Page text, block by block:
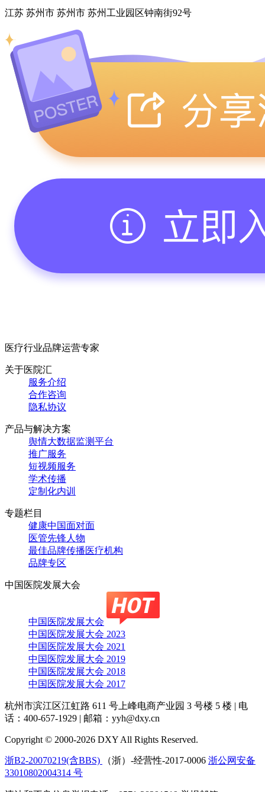
江苏 苏州市 苏州市 苏州工业园区钟南街92号
医疗行业品牌运营专家
关于医院汇
服务介绍
合作咨询
隐私协议
产品与解决方案
舆情大数据监测平台
推广服务
短视频服务
学术传播
定制化内训
专题栏目
健康中国面对面
医管先锋人物
最佳品牌传播医疗机构
品牌专区
中国医院发展大会
中国医院发展大会
中国医院发展大会 2023
中国医院发展大会 2021
中国医院发展大会 2019
中国医院发展大会 2018
中国医院发展大会 2017
杭州市滨江区江虹路 611 号上峰电商产业园 3 号楼 5 楼 | 电
话：400-657-1929 | 邮箱：yyh@dxy.cn
Copyright © 2000-2026 DXY All Rights Reserved.
浙B2-20070219(含BBS) （浙）-经营性-2017-0006 浙公网安备
33010802004314 号